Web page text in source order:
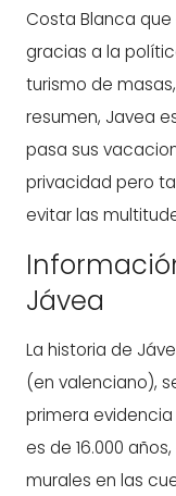
Costa Blanca
gracias a la
turismo de
resumen, Javea
pasa sus
privacidad pero
evitar las
Jávea
La historia de
(en valenciano),
primera
es de 16.000
murales en las